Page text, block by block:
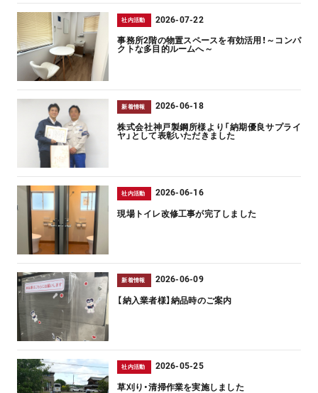
社内活動 2026-07-22
事務所2階の物置スペースを有効活用！～コンパ
クトな多目的ルームへ～
新着情報 2026-06-18
株式会社神戸製鋼所様より「納期優良サプライ
ヤ」として表彰いただきました
社内活動 2026-06-16
現場トイレ改修工事が完了しました
新着情報 2026-06-09
【納入業者様】納品時のご案内
社内活動 2026-05-25
草刈り・清掃作業を実施しました